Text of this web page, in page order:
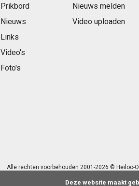
Prikbord
Nieuws
Links
Video's
Foto's
Nieuws melden
Video uploaden
Alle rechten voorbehouden 2001-2026 © Heiloo-
Deze website maakt